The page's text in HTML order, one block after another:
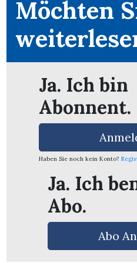
Möchten
Ja. Ich bin
Abonnent.
Haben Sie noch kein Konto?
Ja. Ich
Abo.
Abo